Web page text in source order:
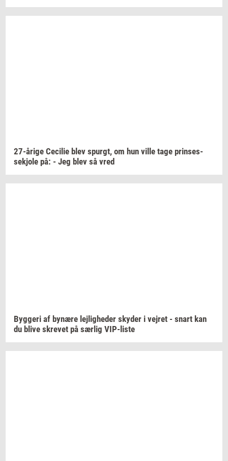
27-​årige Ce­ci­lie blev spurgt, om hun ville tage prin­ses­
sekjo­le på: - Jeg blev så vred
Byg­ge­ri af by­næ­re lej­lig­he­der sky­der i vej­ret - snart kan
du blive skre­vet på sær­lig VIP-​liste